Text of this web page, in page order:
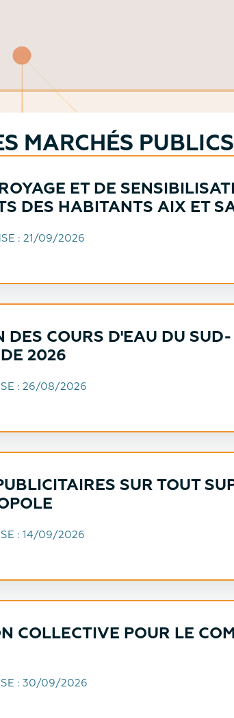
MARCHÉS PUBLICS
ET DE
DES HABITANTS AIX ET
: 21/09/2026
DES COURS D'EAU DU SUD-
2026
: 26/08/2026
SUR TOUT
: 14/09/2026
COLLECTIVE POUR LE
: 30/09/2026